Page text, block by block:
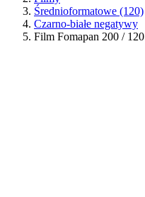
Średnioformatowe (120)
Czarno-białe negatywy
Film Fomapan 200 / 120